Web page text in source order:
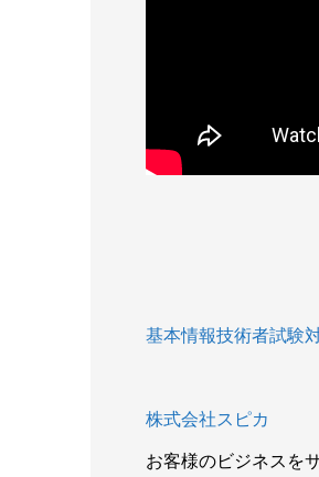
基本情報技術者試験
株式会社スピカ
お客様のビジネスを